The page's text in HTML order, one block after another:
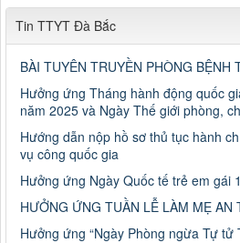
Tin TTYT Đà Bắc
BÀI TUYÊN TRUYỀN PHÒNG BỆNH
Hưởng ứng Tháng hành động quốc
năm 2025 và Ngày Thế giới phòng,
Hướng dẫn nộp hồ sơ thủ tục hành
vụ công quốc gia
Hưởng ứng Ngày Quốc tế trẻ em gái
HƯỞNG ỨNG TUẦN LỄ LÀM MẸ AN
Hưởng ứng “Ngày Phòng ngừa Tự tử